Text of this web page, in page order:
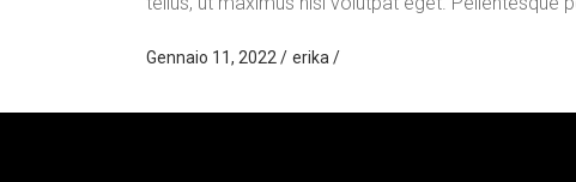
Gennaio 11, 2022 erika